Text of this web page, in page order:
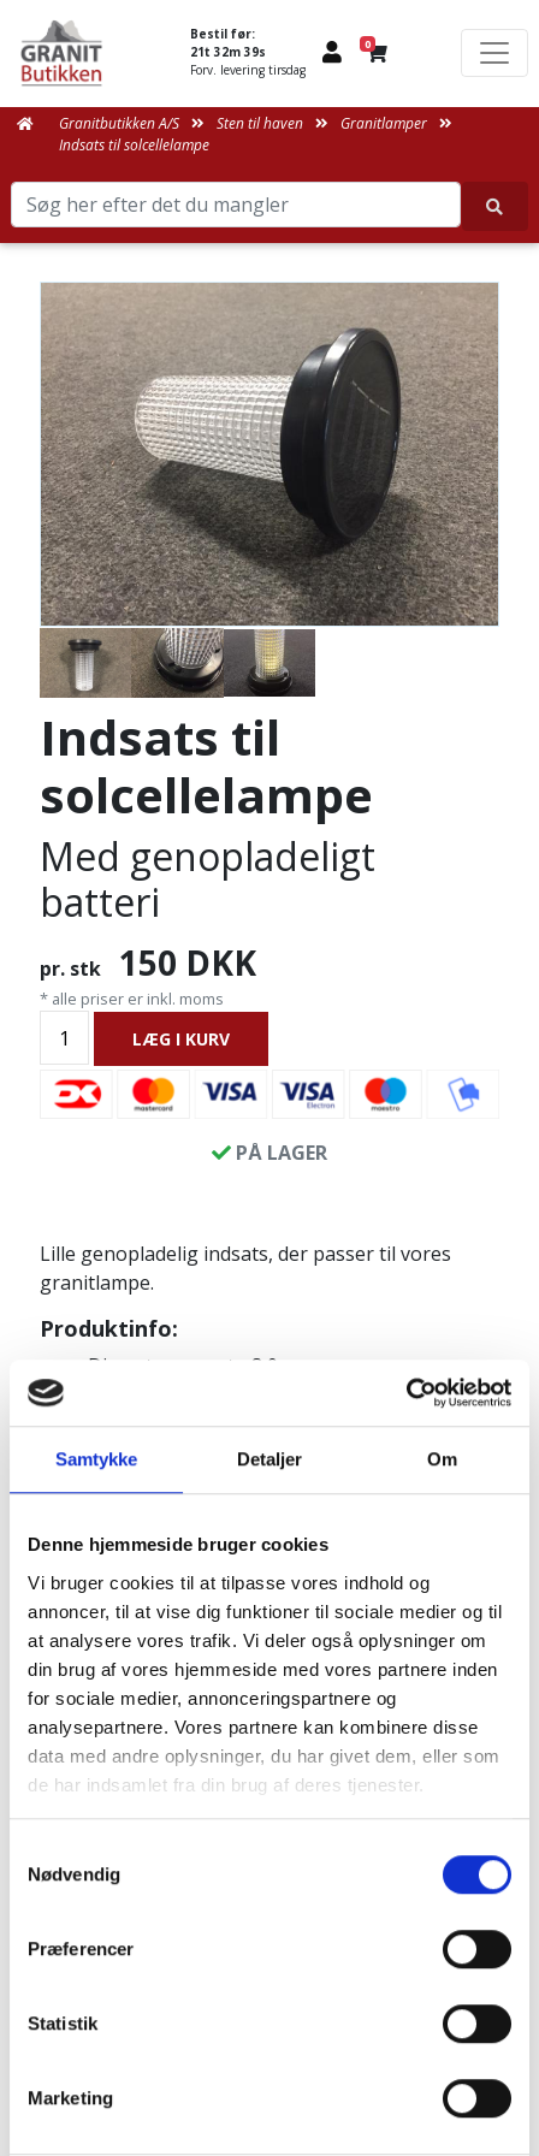
Samtykke Detaljer Om
Denne hjemmeside bruger cookies
Vi bruger cookies til at tilpasse vores indhold og
annoncer, til at vise dig funktioner til sociale medier og til
at analysere vores trafik. Vi deler også oplysninger om
din brug af vores hjemmeside med vores partnere inden
for sociale medier, annonceringspartnere og
analysepartnere. Vores partnere kan kombinere disse
data med andre oplysninger, du har givet dem, eller som
de har indsamlet fra din brug af deres tjenester.
Nødvendig
Præferencer
Statistik
Marketing
Indsats til
solcellelampe
Med genopladeligt
batteri
pr. stk 150 DKK
* alle priser er inkl. moms
LÆG I KURV
PÅ LAGER
Lille genopladelig indsats, der passer til vores
granitlampe.
Produktinfo:
Diameter øverst - 8,0 cm
Samlet højde ca 12 cm
Der sidder et genopladeligt batteri, som kan
skiftes, hvis nødvendigt
ikke er vejrbestandig, så tag den ind ved regn,
sne og lave temperaturer.
Pakkes og sendes på emballagetype:Pakke
Naturprodukt – variationer forekommer
vejledende.
Bestil før:
21t 32m 39s
Forv. levering tirsdag
0
Granitbutikken A/S Sten til haven
Granitlamper
Indsats til solcellelampe